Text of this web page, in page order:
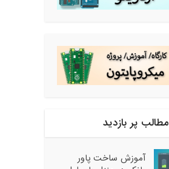
مطالب پر بازدید
آموزش ساخت پاور